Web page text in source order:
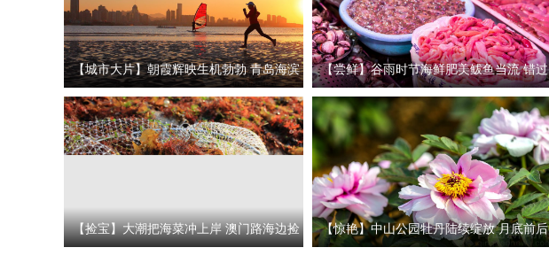
【城市大片】朝霞辉映生机勃勃 青岛海滨
的早晨令人心动
【尝鲜】谷雨时节海鲜肥美鲅鱼当流 错过
等一年!
【捡宝】大潮把海菜冲上岸 澳门路海边捡 【惊艳】中山公园牡丹陆续绽放 月底前后